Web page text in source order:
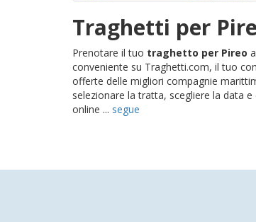
Traghetti per
Prenotare il tuo traghetto per Pireo
conveniente su Traghetti.com, il tuo
offerte delle migliori compagnie
selezionare la tratta, scegliere la data
online ... segue